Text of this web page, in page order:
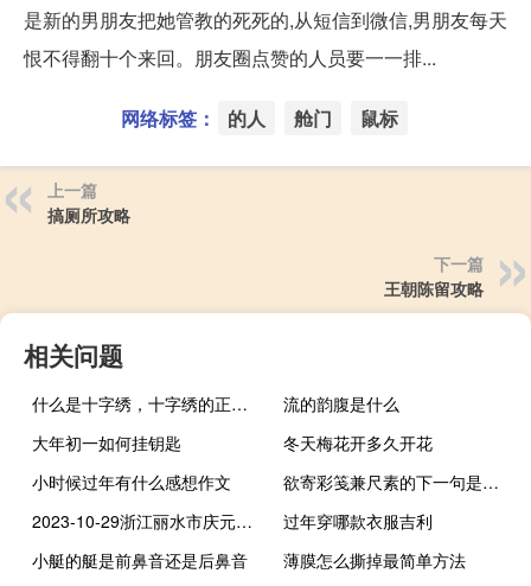
是新的男朋友把她管教的死死的,从短信到微信,男朋友每天
恨不得翻十个来回。朋友圈点赞的人员要一一排...
网络标签： 的人 舱门 鼠标
上一篇
搞厕所攻略
下一篇
王朝陈留攻略
相关问题
什么是十字绣，十字绣的正确绣法是怎样绣的？
流的韵腹是什么
大年初一如何挂钥匙
冬天梅花开多久开花
小时候过年有什么感想作文
欲寄彩笺兼尺素的下一句是什么
2023-10-29浙江丽水市庆元县(龙爪菇)的报价是多少
过年穿哪款衣服吉利
小艇的艇是前鼻音还是后鼻音
薄膜怎么撕掉最简单方法